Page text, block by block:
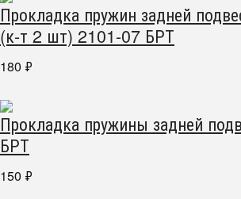
Прокладка пружин задней
(к-т 2 шт) 2101-07 БРТ
180 ₽
Прокладка пружины задней
БРТ
150 ₽